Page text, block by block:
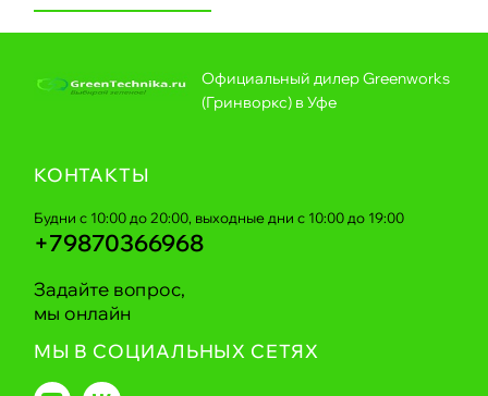
Официальный дилер Greenworks
(Гринворкс) в Уфе
КОНТАКТЫ
Будни с 10:00 до 20:00, выходные дни с 10:00 до 19:00
+79870366968
Задайте вопрос,
мы онлайн
МЫ В СОЦИАЛЬНЫХ СЕТЯХ